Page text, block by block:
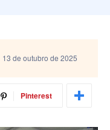
13 de outubro de 2025
Pinterest